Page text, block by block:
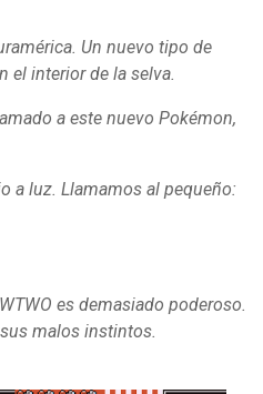
Un nuevo tipo de
el interior de la selva.
a este nuevo Pokémon,
a luz. Llamamos al pequeño:
es demasiado poderoso.
malos instintos.